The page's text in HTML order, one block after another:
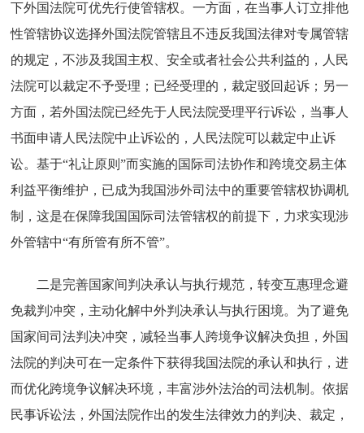
下外国法院可优先行使管辖权。一方面，在当事人订立排他
性管辖协议选择外国法院管辖且不违反我国法律对专属管辖
的规定，不涉及我国主权、安全或者社会公共利益的，人民
法院可以裁定不予受理；已经受理的，裁定驳回起诉；另一
方面，若外国法院已经先于人民法院受理平行诉讼，当事人
书面申请人民法院中止诉讼的，人民法院可以裁定中止诉
讼。基于“礼让原则”而实施的国际司法协作和跨境交易主体
利益平衡维护，已成为我国涉外司法中的重要管辖权协调机
制，这是在保障我国国际司法管辖权的前提下，力求实现涉
外管辖中“有所管有所不管”。
二是完善国家间判决承认与执行规范，转变互惠理念避
免裁判冲突，主动化解中外判决承认与执行困境。为了避免
国家间司法判决冲突，减轻当事人跨境争议解决负担，外国
法院的判决可在一定条件下获得我国法院的承认和执行，进
而优化跨境争议解决环境，丰富涉外法治的司法机制。依据
民事诉讼法，外国法院作出的发生法律效力的判决、裁定，